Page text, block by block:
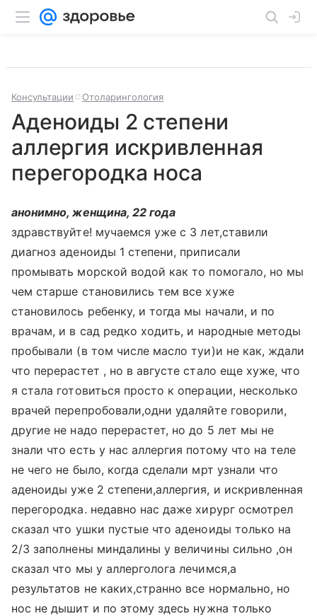
Консультации Отоларингология
Аденоиды 2 степени
аллергия искривленная
перегородка носа
анонимно, женщина, 22 года
здравствуйте! мучаемся уже с 3 лет,ставили
диагноз аденоиды 1 степени, приписали
промывать морской водой как то помогало, но мы
чем старше становились тем все хуже
становилось ребенку, и тогда мы начали, и по
врачам, и в сад редко ходить, и народные методы
пробывали (в том числе масло туи)и не как, ждали
что перерастет , но в августе стало еще хуже, что
я стала готовиться просто к операции, несколько
врачей перепробовали,одни удаляйте говорили,
другие не надо перерастет, но до 5 лет мы не
знали что есть у нас аллергия потому что на теле
не чего не было, когда сделали мрт узнали что
аденоиды уже 2 степени,аллергия, и искривленная
перегородка. недавно нас даже хирург осмотрел
сказал что ушки пустые что аденоиды только на
2/3 заполнены миндалины у величины сильно ,он
сказал что мы у аллерголога лечимся,а
результатов не каких,странно все нормально, но
нос не дышит и по этому здесь нужна только